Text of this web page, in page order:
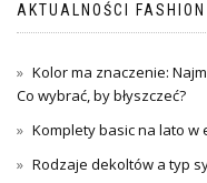
AKTUALNOŚCI FASHION
Kolor ma znaczenie:
Co wybrać, by błyszczeć?
Komplety basic na lato w
Rodzaje dekoltów a typ